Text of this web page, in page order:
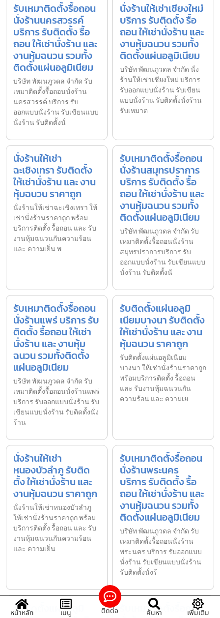
รับเหมาติดตั้งรื้อถอน
นั่งร้านนครสวรรค์
บริการ รับติดตั้ง รื้อ
ถอน ให้เช่านั่งร้าน และ
งานหุ้มฉนวน รวมทั้ง
ติดตั้งแผ่นอลูมิเนียม
บริษัท พัฒนภูวดล จำกัด รับ
เหมาติดตั้งรื้อถอนนั่งร้าน
นครสวรรค์ บริการ รับ
ออกแบบนั่งร้าน รับเขียนแบบ
นั่งร้าน รับติดตั้งนั่
นั่งร้านให้เช่าเชียงใหม่
บริการ รับติดตั้ง รื้อ
ถอน ให้เช่านั่งร้าน และ
งานหุ้มฉนวน รวมทั้ง
ติดตั้งแผ่นอลูมิเนียม
บริษัท พัฒนภูวดล จำกัด นั่ง
ร้านให้เช่าเชียงใหม่ บริการ
รับออกแบบนั่งร้าน รับเขียน
แบบนั่งร้าน รับติดตั้งนั่งร้าน
รับเหมาต
นั่งร้านให้เช่า
ฉะเชิงเทรา รับติดตั้ง
ให้เช่านั่งร้าน และ งาน
หุ้มฉนวน ราคาถูก
นั่งร้านให้เช่าฉะเชิงเทรา ให้
เช่านั่งร้านราคาถูก พร้อม
บริการติดตั้ง รื้อถอน และ รับ
งานหุ้มฉนวนกันความร้อน
และ ความเย็น พ
รับเหมาติดตั้งรื้อถอน
นั่งร้านสมุทรปราการ
บริการ รับติดตั้ง รื้อ
ถอน ให้เช่านั่งร้าน และ
งานหุ้มฉนวน รวมทั้ง
ติดตั้งแผ่นอลูมิเนียม
บริษัท พัฒนภูวดล จำกัด รับ
เหมาติดตั้งรื้อถอนนั่งร้าน
สมุทรปราการบริการ รับ
ออกแบบนั่งร้าน รับเขียนแบบ
นั่งร้าน รับติดตั้งนั
รับเหมาติดตั้งรื้อถอน
นั่งร้านแพร่ บริการ รับ
ติดตั้ง รื้อถอน ให้เช่า
นั่งร้าน และ งานหุ้ม
ฉนวน รวมทั้งติดตั้ง
แผ่นอลูมิเนียม
บริษัท พัฒนภูวดล จำกัด รับ
เหมาติดตั้งรื้อถอนนั่งร้านแพร่
บริการ รับออกแบบนั่งร้าน รับ
เขียนแบบนั่งร้าน รับติดตั้งนั่ง
ร้าน
รับติดตั้งแผ่นอลูมิ
เนียมบางนา รับติดตั้ง
ให้เช่านั่งร้าน และ งาน
หุ้มฉนวน ราคาถูก
รับติดตั้งแผ่นอลูมิเนียม
บางนา ให้เช่านั่งร้านราคาถูก
พร้อมบริการติดตั้ง รื้อถอน
และ รับงานหุ้มฉนวนกัน
ความร้อน และ ความเย
นั่งร้านให้เช่า
หนองบัวลำภู รับติด
ตั้ง ให้เช่านั่งร้าน และ
งานหุ้มฉนวน ราคาถูก
นั่งร้านให้เช่าหนองบัวลำภู
ให้เช่านั่งร้านราคาถูก พร้อม
บริการติดตั้ง รื้อถอน และ รับ
งานหุ้มฉนวนกันความร้อน
และ ความเย็น
รับเหมาติดตั้งรื้อถอน
นั่งร้านพระนคร
บริการ รับติดตั้ง รื้อ
ถอน ให้เช่านั่งร้าน และ
งานหุ้มฉนวน รวมทั้ง
ติดตั้งแผ่นอลูมิเนียม
บริษัท พัฒนภูวดล จำกัด รับ
เหมาติดตั้งรื้อถอนนั่งร้าน
พระนคร บริการ รับออกแบบ
นั่งร้าน รับเขียนแบบนั่งร้าน
รับติดตั้งนั่งร้
รับติดตั้งแผ่นอลูมิ
รับเหมาติดตั้งรื้อถอน
หน้าหลัก เมนู ติดต่อ ค้นหา เพิ่มเติม